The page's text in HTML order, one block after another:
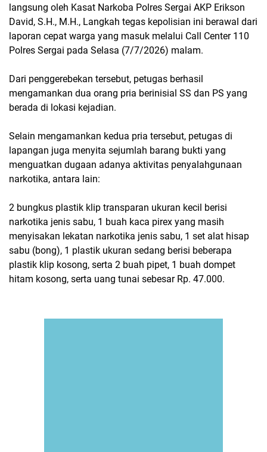
langsung oleh Kasat Narkoba Polres Sergai AKP Erikson
David, S.H., M.H., Langkah tegas kepolisian ini berawal dari
laporan cepat warga yang masuk melalui Call Center 110
Polres Sergai pada Selasa (7/7/2026) malam.
Dari penggerebekan tersebut, petugas berhasil
mengamankan dua orang pria berinisial SS dan PS yang
berada di lokasi kejadian.
Selain mengamankan kedua pria tersebut, petugas di
lapangan juga menyita sejumlah barang bukti yang
menguatkan dugaan adanya aktivitas penyalahgunaan
narkotika, antara lain:
2 bungkus plastik klip transparan ukuran kecil berisi
narkotika jenis sabu, 1 buah kaca pirex yang masih
menyisakan lekatan narkotika jenis sabu, 1 set alat hisap
sabu (bong), 1 plastik ukuran sedang berisi beberapa
plastik klip kosong, serta 2 buah pipet, 1 buah dompet
hitam kosong, serta uang tunai sebesar Rp. 47.000.